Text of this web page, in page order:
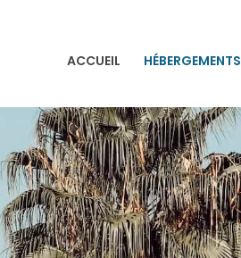
ACCUEIL HÉBERGEMENTS